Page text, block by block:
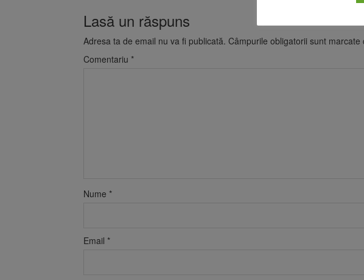
Lasă un răspuns
Adresa ta de email nu va fi publicată. Câmpurile obligatorii sunt marcate
Comentariu *
Nume *
Email *